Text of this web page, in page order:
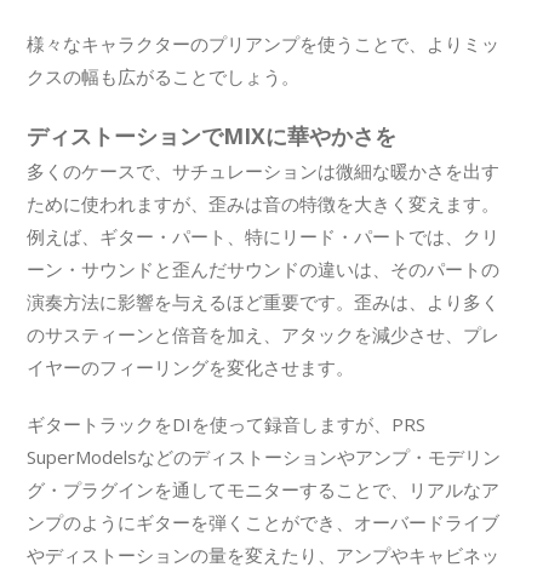
様々なキャラクターのプリアンプを使うことで、よりミッ
クスの幅も広がることでしょう。
ディストーションでMIXに華やかさを
多くのケースで、サチュレーションは微細な暖かさを出す
ために使われますが、歪みは音の特徴を大きく変えます。
例えば、ギター・パート、特にリード・パートでは、クリ
ーン・サウンドと歪んだサウンドの違いは、そのパートの
演奏方法に影響を与えるほど重要です。歪みは、より多く
のサスティーンと倍音を加え、アタックを減少させ、プレ
イヤーのフィーリングを変化させます。
ギタートラックをDIを使って録音しますが、PRS
SuperModelsなどのディストーションやアンプ・モデリン
グ・プラグインを通してモニターすることで、リアルなア
ンプのようにギターを弾くことができ、オーバードライブ
やディストーションの量を変えたり、アンプやキャビネッ